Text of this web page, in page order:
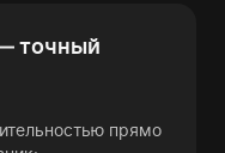
точный
прямо